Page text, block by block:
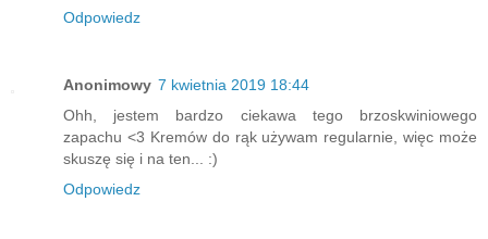
Odpowiedz
Anonimowy 7 kwietnia 2019 18:44
Ohh, jestem bardzo ciekawa tego brzoskwiniowego
zapachu <3 Kremów do rąk używam regularnie, więc może
skuszę się i na ten... :)
Odpowiedz